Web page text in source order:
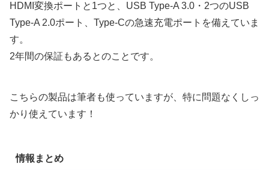
HDMI変換ポートと1つと、USB Type-A 3.0・2つのUSB
Type-A 2.0ポート、Type-Cの急速充電ポートを備えていま
す。
2年間の保証もあるとのことです。
こちらの製品は筆者も使っていますが、特に問題なくしっ
かり使えています！
情報まとめ